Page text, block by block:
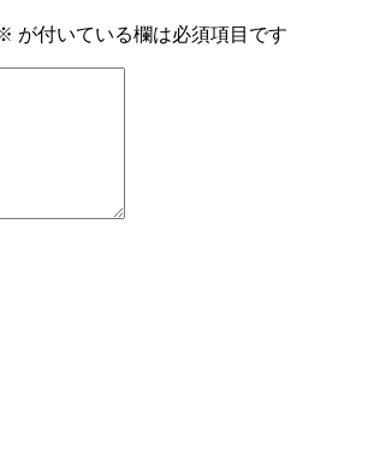
が付いている欄は必須項目です